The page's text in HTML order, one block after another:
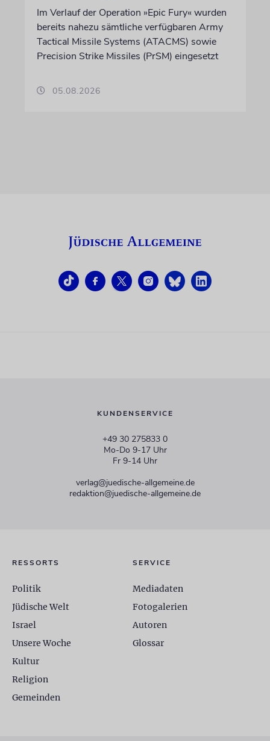
Im Verlauf der Operation »Epic Fury« wurden
bereits nahezu sämtliche verfügbaren Army
Tactical Missile Systems (ATACMS) sowie
Precision Strike Missiles (PrSM) eingesetzt
05.08.2026
KUNDENSERVICE
+49 30 275833 0
Mo-Do 9-17 Uhr
Fr 9-14 Uhr
verlag@juedische-allgemeine.de
redaktion@juedische-allgemeine.de
RESSORTS
Politik
Jüdische Welt
Israel
Unsere Woche
Kultur
Religion
Gemeinden
SERVICE
Mediadaten
Fotogalerien
Autoren
Glossar